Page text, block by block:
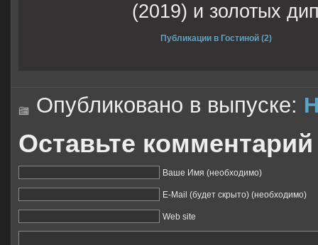
(2019) и золотых
Публикации в Гостиной (2)
Опубликовано в выпуске:
Оставьте комментарий
Ваше Имя (необходимо)
E-Mail (будет скрыто) (необходимо)
Web site